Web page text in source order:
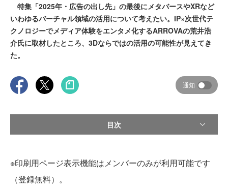
特集「2025年・広告の出し先」の最後にメタバースやXRなど
いわゆるバーチャル領域の活用について考えたい。IP×次世代テ
クノロジーでメディア体験をエンタメ化するARROVAの荒井浩
介氏に取材したところ、3Dならではの活用の可能性が見えてき
た。
通知
目次
※印刷用ページ表示機能はメンバーのみが利用可能です
（登録無料）。